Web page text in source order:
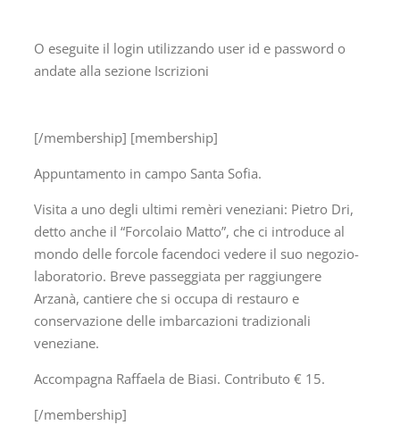
O eseguite il login utilizzando user id e password o
andate alla sezione Iscrizioni
[/membership] [membership]
Appuntamento in campo Santa Sofia.
Visita a uno degli ultimi remèri veneziani: Pietro Dri,
detto anche il “Forcolaio Matto”, che ci introduce al
mondo delle forcole facendoci vedere il suo negozio-
laboratorio. Breve passeggiata per raggiungere
Arzanà, cantiere che si occupa di restauro e
conservazione delle imbarcazioni tradizionali
veneziane.
Accompagna Raffaela de Biasi. Contributo € 15.
[/membership]